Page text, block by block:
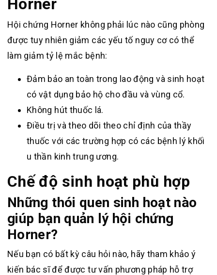
Horner
Hội chứng Horner không phải lúc nào cũng phòng
được tuy nhiên giảm các yếu tố nguy cơ có thể
làm giảm tỷ lệ mắc bệnh:
Đảm bảo an toàn trong lao động và sinh hoạt
có vật dụng bảo hộ cho đầu và vùng cổ.
Không hút thuốc lá.
Điều trị và theo dõi theo chỉ định của thầy
thuốc với các trường hợp có các bệnh lý khối
u thần kinh trung ương.
Chế độ sinh hoạt phù hợp
Những thói quen sinh hoạt nào
giúp bạn quản lý hội chứng
Horner?
Nếu bạn có bất kỳ câu hỏi nào, hãy tham khảo ý
kiến bác sĩ để được tư vấn phương pháp hỗ trợ